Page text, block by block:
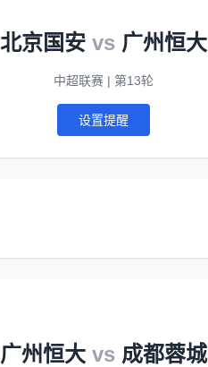
北京国安 vs 广州恒大
中超联赛 | 第13轮
设置提醒
广州恒大 vs 成都蓉城